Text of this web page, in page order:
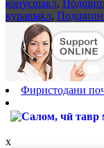
конусшакл,
курашакл,
Фиристодани
x